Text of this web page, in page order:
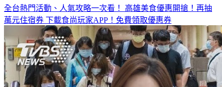
全台熱門活動、人氣攻略一次看！ 高雄美食優惠開搶！再抽
萬元住宿券 下載食尚玩家APP！免費領取優惠券